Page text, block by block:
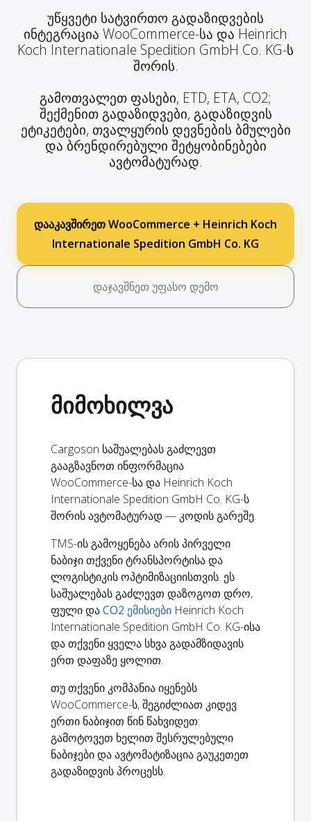
უწყვეტი სატვირთო გადაზიდვების
ინტეგრაცია WooCommerce-სა და Heinrich
Koch Internationale Spedition GmbH Co. KG-ს
შორის.
გამოთვალეთ ფასები, ETD, ETA, CO2;
შექმენით გადაზიდვები, გადაზიდვის
ეტიკეტები, თვალყურის დევნების ბმულები
და ბრენდირებული შეტყობინებები
ავტომატურად.
დააკავშირეთ WooCommerce + Heinrich Koch
Internationale Spedition GmbH Co. KG
დაჯავშნეთ უფასო დემო
მიმოხილვა
Cargoson საშუალებას გაძლევთ
გააგზავნოთ ინფორმაცია
WooCommerce-სა და Heinrich Koch
Internationale Spedition GmbH Co. KG-ს
შორის ავტომატურად — კოდის გარეშე.
TMS-ის გამოყენება არის პირველი
ნაბიჯი თქვენი ტრანსპორტისა და
ლოგისტიკის ოპტიმიზაციისთვის. ეს
საშუალებას გაძლევთ დაზოგოთ დრო,
ფული დაCO2 ემისიები Heinrich Koch
Internationale Spedition GmbH Co. KG-ისა
და თქვენი ყველა სხვა გადამზიდავის
ერთ დაფაზე ყოლით.
თუ თქვენი კომპანია იყენებს
WooCommerce-ს, შეგიძლიათ კიდევ
ერთი ნაბიჯით წინ წახვიდეთ:
გამოტოვეთ ხელით შესრულებული
ნაბიჯები და ავტომატიზაცია გაუკეთეთ
გადაზიდვის პროცესს.